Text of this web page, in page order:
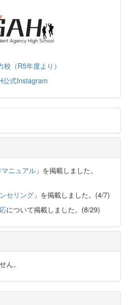
校（R5年度より）
公式Instagram
ニュアル 」を掲載しました。
セリング 」を掲載しました。(4/7)
について掲載しました。(8/29)
ん。